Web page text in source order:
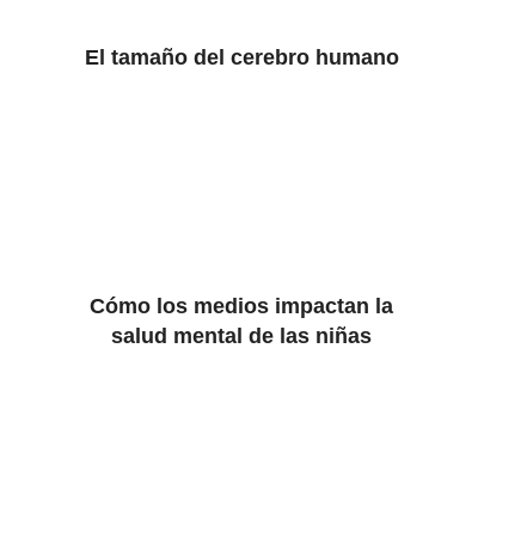
El tamaño del cerebro humano
Cómo los medios impactan la
salud mental de las niñas